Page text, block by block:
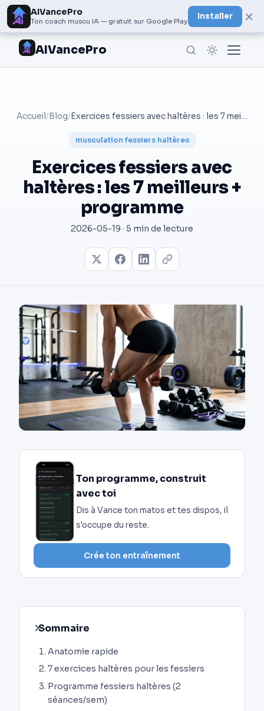
AIVancePro
Ton coach muscu IA — gratuit sur Google Play
Installer ×
AIVancePro
Accueil/ Blog/ Exercices fessiers avec haltères : les 7 meilleurs + programme
musculation fessiers haltères
Exercices fessiers avec
haltères : les 7 meilleurs +
programme
2026-05-19 · 5 min de lecture
Ton programme, construit
avec toi
Dis à Vance ton matos et tes dispos, il
s'occupe du reste.
Crée ton entraînement
Sommaire
Anatomie rapide
7 exercices haltères pour les fessiers
Programme fessiers haltères (2
séances/sem)